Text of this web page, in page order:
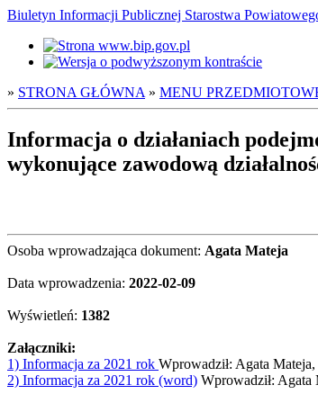
Biuletyn Informacji Publicznej Starostwa
» STRONA GŁÓWNA » MENU
Informacja o działaniach
wykonujące zawodową
Osoba wprowadzająca dokument: Agata Mateja
Data wprowadzenia: 2022-02-09
Wyświetleń: 1382
Załączniki:
1) Informacja za 2021 rok Wprowadził: Agata
2) Informacja za 2021 rok (word) Wprowadził: